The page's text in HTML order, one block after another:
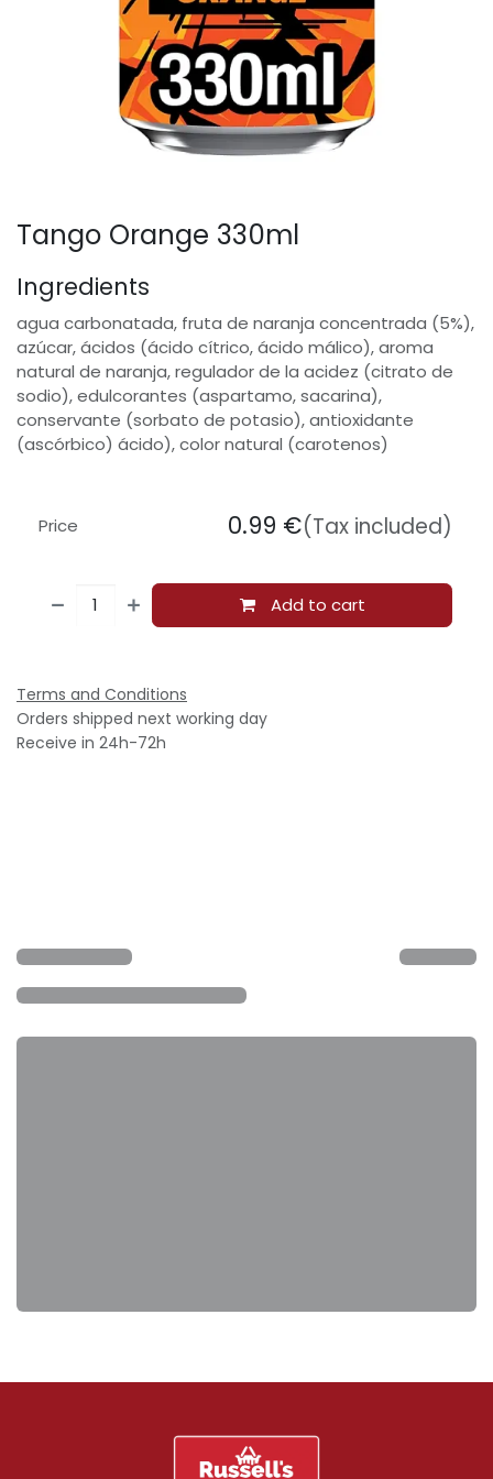
Tango Orange 330ml
Ingredients
agua carbonatada, fruta de naranja concentrada (5%),
azúcar, ácidos (ácido cítrico, ácido málico), aroma
natural de naranja, regulador de la acidez (citrato de
sodio), edulcorantes (aspartamo, sacarina),
conservante (sorbato de potasio), antioxidante
(ascórbico) ácido), color natural (carotenos)
Add to cart
Price 0.99 €(Tax included)
Terms and Conditions
Orders shipped next working day
Receive in 24h-72h